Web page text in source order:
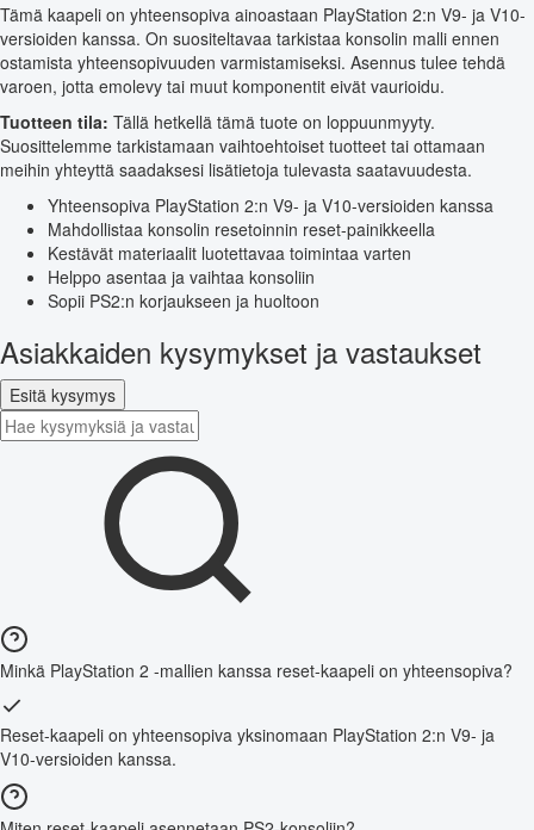
Tämä kaapeli on yhteensopiva ainoastaan PlayStation 2:n V9- ja V10-
versioiden kanssa. On suositeltavaa tarkistaa konsolin malli ennen
ostamista yhteensopivuuden varmistamiseksi. Asennus tulee tehdä
varoen, jotta emolevy tai muut komponentit eivät vaurioidu.
Tuotteen tila: Tällä hetkellä tämä tuote on loppuunmyyty.
Suosittelemme tarkistamaan vaihtoehtoiset tuotteet tai ottamaan
meihin yhteyttä saadaksesi lisätietoja tulevasta saatavuudesta.
Yhteensopiva PlayStation 2:n V9- ja V10-versioiden kanssa
Mahdollistaa konsolin resetoinnin reset-painikkeella
Kestävät materiaalit luotettavaa toimintaa varten
Helppo asentaa ja vaihtaa konsoliin
Sopii PS2:n korjaukseen ja huoltoon
Asiakkaiden kysymykset ja vastaukset
Esitä kysymys
Minkä PlayStation 2 -mallien kanssa reset-kaapeli on yhteensopiva?
Reset-kaapeli on yhteensopiva yksinomaan PlayStation 2:n V9- ja
V10-versioiden kanssa.